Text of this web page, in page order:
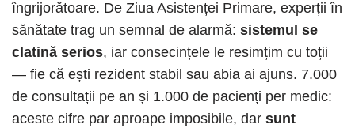
îngrijorătoare. De Ziua Asistenței Primare, experții în
sănătate trag un semnal de alarmă: sistemul se
clatină serios, iar consecințele le resimțim cu toții
— fie că ești rezident stabil sau abia ai ajuns. 7.000
de consultații pe an și 1.000 de pacienți per medic:
aceste cifre par aproape imposibile, dar sunt